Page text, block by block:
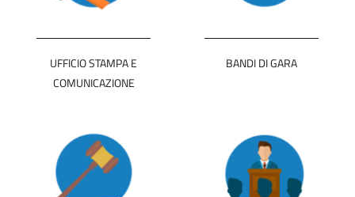
UFFICIO STAMPA E
COMUNICAZIONE
BANDI DI GARA